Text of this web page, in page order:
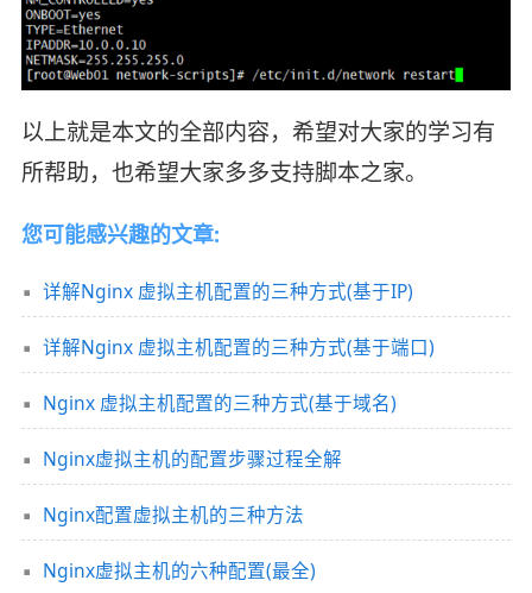
以上就是本文的全部内容，希望对大家的学习有
所帮助，也希望大家多多支持脚本之家。
您可能感兴趣的文章:
详解Nginx 虚拟主机配置的三种方式(基于IP)
详解Nginx 虚拟主机配置的三种方式(基于端口)
Nginx 虚拟主机配置的三种方式(基于域名)
Nginx虚拟主机的配置步骤过程全解
Nginx配置虚拟主机的三种方法
Nginx虚拟主机的六种配置(最全)